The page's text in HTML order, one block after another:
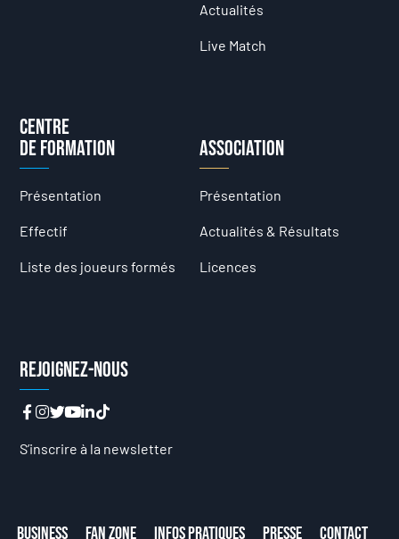
Actualités
Live Match
Centre
de formation
Présentation
Effectif
Liste des joueurs formés
Association
Présentation
Actualités & Résultats
Licences
Rejoignez-nous
S’inscrire à la newsletter
Business Fan Zone Infos Pratiques Presse Contact